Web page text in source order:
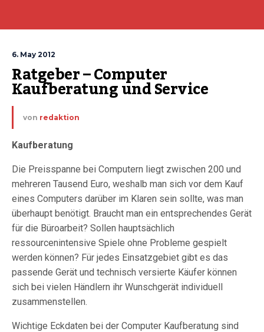
6. May 2012
Ratgeber – Computer
Kaufberatung und Service
von redaktion
Kaufberatung
Die Preisspanne bei Computern liegt zwischen 200 und
mehreren Tausend Euro, weshalb man sich vor dem Kauf
eines Computers darüber im Klaren sein sollte, was man
überhaupt benötigt. Braucht man ein entsprechendes Gerät
für die Büroarbeit? Sollen hauptsächlich
ressourcenintensive Spiele ohne Probleme gespielt
werden können? Für jedes Einsatzgebiet gibt es das
passende Gerät und technisch versierte Käufer können
sich bei vielen Händlern ihr Wunschgerät individuell
zusammenstellen.
Wichtige Eckdaten bei der Computer Kaufberatung sind